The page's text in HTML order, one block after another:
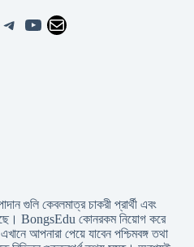
Telegram
YouTube
Mail
গুলি কেবলমাত্র চাকরী প্রার্থী এবং
BongsEdu কোনরকম নিয়োগ করে
আপনারা পেয়ে যাবেন পশ্চিমবঙ্গ তথা